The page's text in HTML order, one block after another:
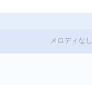
メロディなし